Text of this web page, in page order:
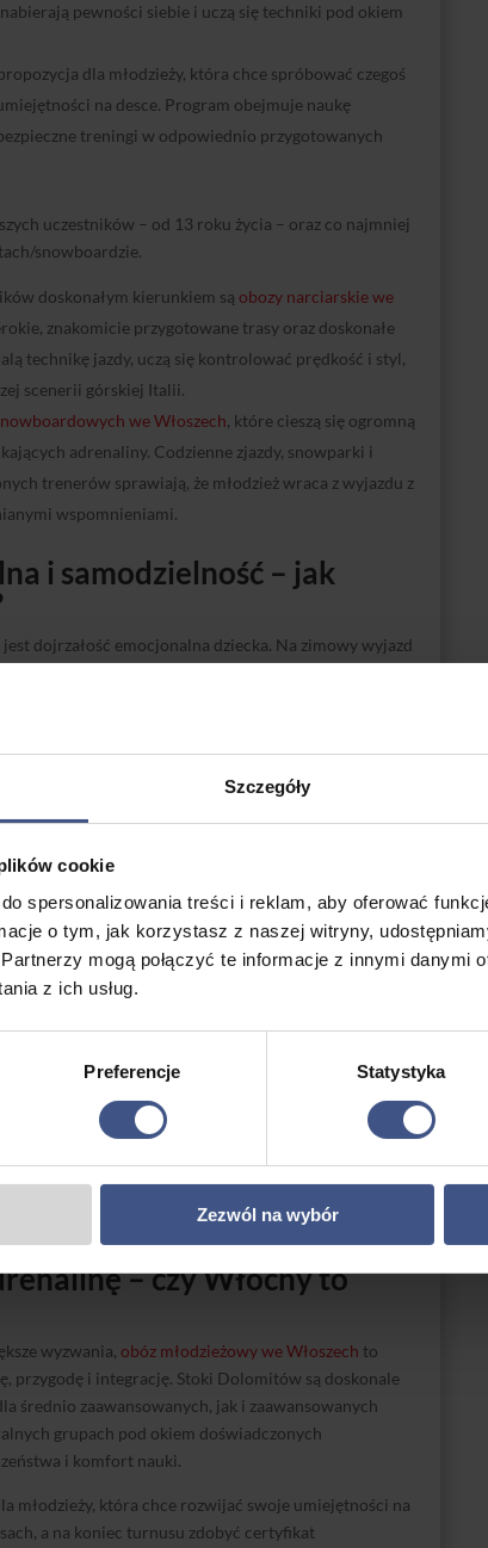
Szczegóły
cookie
spersonalizowania treści i reklam, aby oferować
o tym, jak korzystasz z naszej witryny,
mogą połączyć te informacje z innymi danymi
z ich usług.
Preferencje Statystyka
Zezwól na wybór
pewności siebie i uczą się techniki pod okiem
dla młodzieży, która chce spróbować czegoś
na desce. Program obejmuje naukę
treningi w odpowiednio przygotowanych
uczestników – od 13 roku życia – oraz co najmniej
snowboardzie.
doskonałym kierunkiem są obozy narciarskie we
znakomicie przygotowane trasy oraz doskonałe
technikę jazdy, uczą się kontrolować prędkość i styl,
scenerii górskiej Italii.
we Włoszech, które cieszą się ogromną
adrenaliny. Codzienne zjazdy, snowparki i
trenerów sprawiają, że młodzież wraca z wyjazdu z
wspomnieniami.
i samodzielność – jak
dojrzałość emocjonalna dziecka. Na zimowy wyjazd
i radzą sobie w nowych sytuacjach,
(pakowanie, higiena, dbanie o sprzęt),
słuchać instrukcji opiekunów,
i nowych doświadczeń.
przed pierwszym wyjazdem.
na Chopok (blisko,
Obóznarciarski
poziomów zaawansowania,
młodszych uczestników.
się z atmosferą obozu, nauczyć podstaw
z samodzielności, zanim zdecyduje się na bardziej
– czy Włochy to
wyzwania, obóz młodzieżowy we Włoszech to
przygodę i integrację. Stoki Dolomitów są doskonale
średnio zaawansowanych, jak i zaawansowanych
grupach pod okiem doświadczonych
i komfort nauki.
młodzieży, która chce rozwijać swoje umiejętności na
a na koniec turnusu zdobyć certyfikat